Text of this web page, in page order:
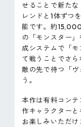
せることで新た
レンドと1体ずつ
能です。約
の「モンスター
成システムで「
て戦うことでさ
敵の先で待つ「
う。
本作は有料コン
作キャラクター
お楽しみいただ